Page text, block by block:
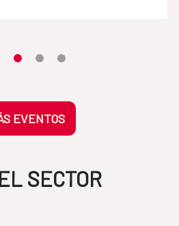
Desplaza el carrusel hasta su
Desplaza el carrusel hasta su
Desplaza el carrusel
EVENTOS
SECTOR